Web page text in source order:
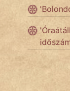
És
Népszerű